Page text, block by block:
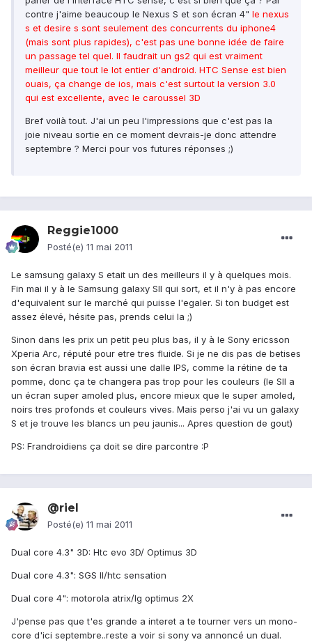
contre j'aime beaucoup le Nexus S et son écran 4" le nexus
s et desire s sont seulement des concurrents du iphone4
(mais sont plus rapides), c'est pas une bonne idée de faire
un passage tel quel. Il faudrait un gs2 qui est vraiment
meilleur que tout le lot entier d'android. HTC Sense est bien
ouais, ça change de ios, mais c'est surtout la version 3.0
qui est excellente, avec le caroussel 3D
Bref voilà tout. J'ai un peu l'impressions que c'est pas la
joie niveau sortie en ce moment devrais-je donc attendre
septembre ? Merci pour vos futures réponses ;)
Reggie1000
Posté(e) 11 mai 2011
Le samsung galaxy S etait un des meilleurs il y à quelques mois.
Fin mai il y à le Samsung galaxy SII qui sort, et il n'y à pas encore
d'equivalent sur le marché qui puisse l'egaler. Si ton budget est
assez élevé, hésite pas, prends celui la ;)
Sinon dans les prix un petit peu plus bas, il y à le Sony ericsson
Xperia Arc, réputé pour etre tres fluide. Si je ne dis pas de betises
son écran bravia est aussi une dalle IPS, comme la rétine de ta
pomme, donc ça te changera pas trop pour les couleurs (le SII a
un écran super amoled plus, encore mieux que le super amoled,
noirs tres profonds et couleurs vives. Mais perso j'ai vu un galaxy
S et je trouve les blancs un peu jaunis... Apres question de gout)
PS: Frandroidiens ça doit se dire parcontre :P
@riel
Posté(e) 11 mai 2011
Dual core 4.3" 3D: Htc evo 3D/ Optimus 3D
Dual core 4.3": SGS II/htc sensation
Dual core 4": motorola atrix/lg optimus 2X
J'pense pas que t'es grande a interet a te tourner vers un mono-
core d'ici septembre..reste a voir si sony va annoncé un dual.